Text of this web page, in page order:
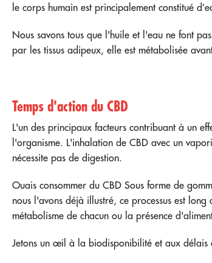
le corps humain est principalement constitué
Nous savons tous que l'huile et l'eau ne font
par les tissus adipeux, elle est métabolisée
Temps d'action du CBD
L'un des principaux facteurs contribuant à un
l'organisme. L'inhalation de CBD avec un
nécessite pas de digestion.
Ouais consommer du CBD Sous forme de
nous l'avons déjà illustré, ce processus est
métabolisme de chacun ou la présence
Jetons un œil à la biodisponibilité et aux délais